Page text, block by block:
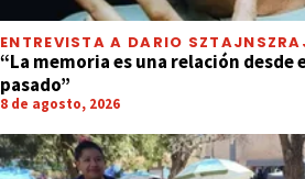
ENTREVISTA A DARIO
“La memoria es una relación desde
pasado”
8 de agosto, 2026